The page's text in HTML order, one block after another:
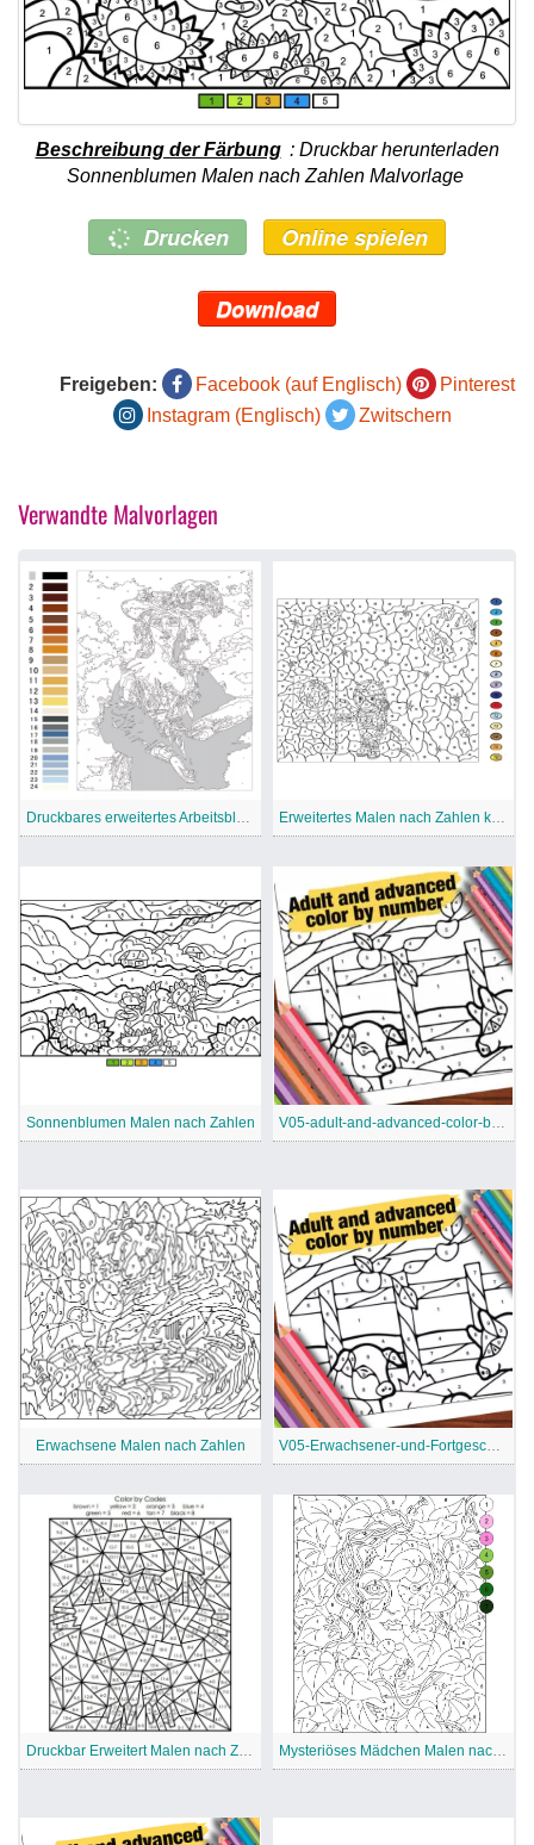
Beschreibung der Färbung : Druckbar herunterladen
Sonnenblumen Malen nach Zahlen Malvorlage
Drucken Online spielen
Download
Freigeben: Facebook (auf Englisch)
Pinterest
Instagram (Englisch)
Zwitschern
Verwandte Malvorlagen
Sonnenblumen Malen nach Zahlen
Erwachsene Malen nach Zahlen